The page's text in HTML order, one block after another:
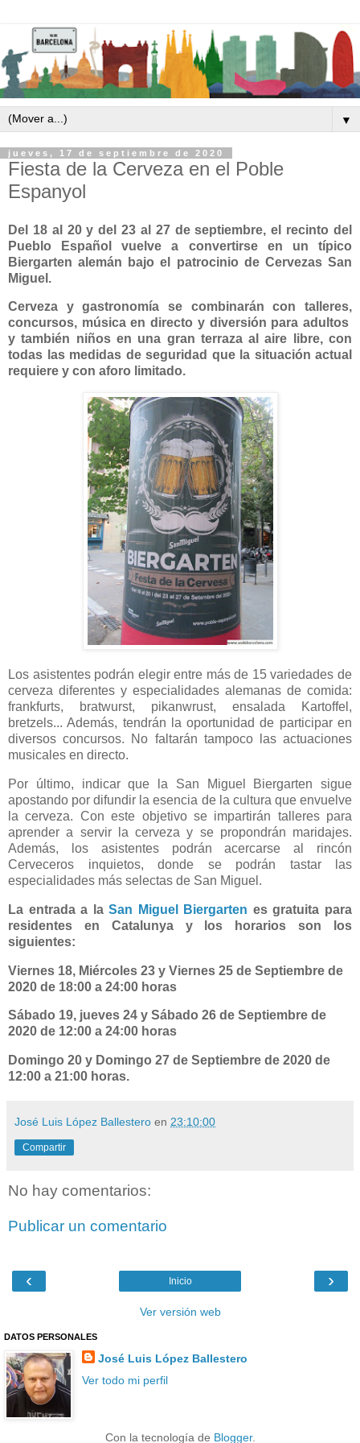
▼
jueves, 17 de septiembre de 2020
Fiesta de la Cerveza en el Poble
Espanyol
Del 18 al 20 y del 23 al 27 de septiembre, el recinto del
Pueblo Español vuelve a convertirse en un típico
Biergarten alemán bajo el patrocinio de Cervezas San
Miguel.
Cerveza y gastronomía se combinarán con talleres,
concursos, música en directo y diversión para adultos
y también niños en una gran terraza al aire libre, con
todas las medidas de seguridad que la situación actual
requiere y con aforo limitado.
Los asistentes podrán elegir entre más de 15 variedades de
cerveza diferentes y especialidades alemanas de comida:
frankfurts, bratwurst, pikanwrust, ensalada Kartoffel,
bretzels... Además, tendrán la oportunidad de participar en
diversos concursos. No faltarán tampoco las actuaciones
musicales en directo.
Por último, indicar que la San Miguel Biergarten sigue
apostando por difundir la esencia de la cultura que envuelve
la cerveza. Con este objetivo se impartirán talleres para
aprender a servir la cerveza y se propondrán maridajes.
Además, los asistentes podrán acercarse al rincón
Cerveceros inquietos, donde se podrán tastar las
especialidades más selectas de San Miguel.
La entrada a laSan Miguel Biergarten es gratuita para
residentes en Catalunya y los horarios son los
siguientes:
Viernes 18, Miércoles 23 y Viernes 25 de Septiembre de
2020 de 18:00 a 24:00 horas
Sábado 19, jueves 24 y Sábado 26 de Septiembre de
2020 de 12:00 a 24:00 horas
Domingo 20 y Domingo 27 de Septiembre de 2020 de
12:00 a 21:00 horas.
José Luis López Ballestero en 23:10:00
Compartir
No hay comentarios:
Publicar un comentario
‹ ›
Inicio
Ver versión web
DATOS PERSONALES
José Luis López Ballestero
Ver todo mi perfil
Con la tecnología de Blogger.